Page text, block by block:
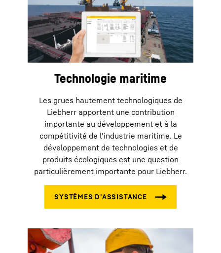
Technologie maritime
Les grues hautement technologiques de
Liebherr apportent une contribution
importante au développement et à la
compétitivité de l'industrie maritime. Le
développement de technologies et de
produits écologiques est une question
particulièrement importante pour Liebherr.